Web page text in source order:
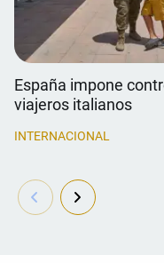
España impone
viajeros italianos
INTERNACIONAL